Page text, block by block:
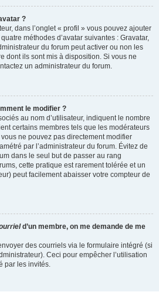
?
dans l’onglet « profil » vous pouvez ajouter
méthodes d’avatar suivantes : Gravatar,
du forum peut activer ou non les
dont ils sont mis à disposition. Si vous ne
un administrateur du forum.
le modifier ?
au nom d’utilisateur, indiquent le nombre
certains membres tels que les modérateurs
ne pouvez pas directement modifier
par l’administrateur du forum. Évitez de
dans le seul but de passer au rang
cette pratique est rarement tolérée et un
peut facilement abaisser votre compteur de
d’un membre, on me demande de me
des courriels via le formulaire intégré (si
Ceci pour empêcher l’utilisation
par les invités.